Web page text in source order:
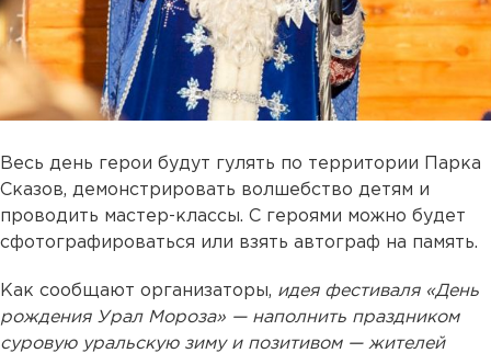
Весь день герои будут гулять по территории Парка
Сказов, демонстрировать волшебство детям и
проводить мастер-классы. С героями можно будет
сфотографироваться или взять автограф на память.
Как сообщают организаторы, идея фестиваля «День
рождения Урал Мороза» — наполнить праздником
суровую уральскую зиму и позитивом — жителей